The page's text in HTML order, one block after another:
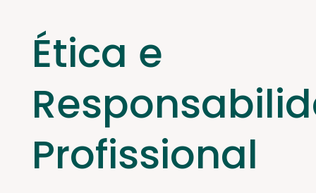
Ética e
Profissional